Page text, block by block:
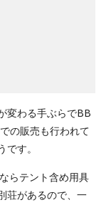
変わる手ぶらでBB
の販売も行われて
す。
らテント含め用具
荘があるので、一